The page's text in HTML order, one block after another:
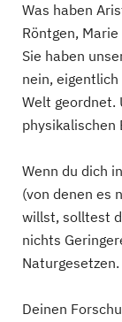
Was haben
Röntgen,
Sie haben
nein, eigentlich
Welt geordnet.
physikalischen
Wenn du dich
(von denen es
willst, solltest
nichts
Naturgesetzen.
Deinen